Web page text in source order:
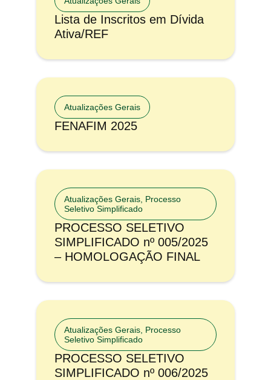
Lista de Inscritos em Dívida
Ativa/REF
Atualizações Gerais
FENAFIM 2025
Atualizações Gerais Processo
Seletivo Simplificado
PROCESSO SELETIVO
SIMPLIFICADO nº 005/2025
– HOMOLOGAÇÃO FINAL
Atualizações Gerais Processo
Seletivo Simplificado
PROCESSO SELETIVO
SIMPLIFICADO nº 006/2025